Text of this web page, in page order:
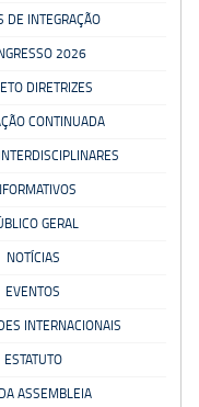
DE INTEGRAÇÃO
2026
DIRETRIZES
CONTINUADA
GERAL
NOTÍCIAS
EVENTOS
INTERNACIONAIS
ESTATUTO
ASSEMBLEIA